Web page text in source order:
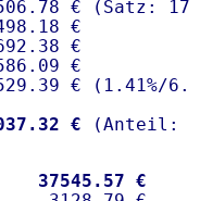
€ (Satz:
€
€
€
€ ( 1.41%/
€
37545.57 €